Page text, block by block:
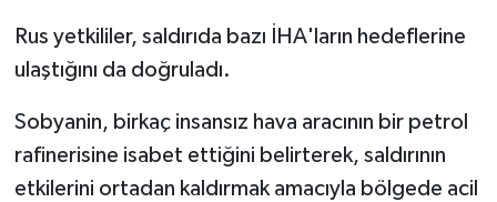
Rus yetkililer, saldırıda bazı İHA'ların hedeflerine
ulaştığını da doğruladı.
Sobyanin, birkaç insansız hava aracının bir petrol
rafinerisine isabet ettiğini belirterek, saldırının
etkilerini ortadan kaldırmak amacıyla bölgede acil